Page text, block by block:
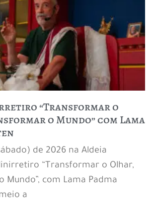
“Transformar o
o Mundo” com Lama
de 2026 na Aldeia
“Transformar o Olhar,
Mundo”, com Lama Padma
a